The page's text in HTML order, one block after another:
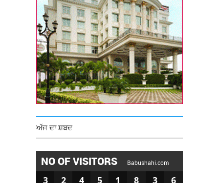
ਅੱਜ ਦਾ ਸ਼ਬਦ
NO OF VISITORS Babushahi.com
3 2 4 5 1 8 3 6